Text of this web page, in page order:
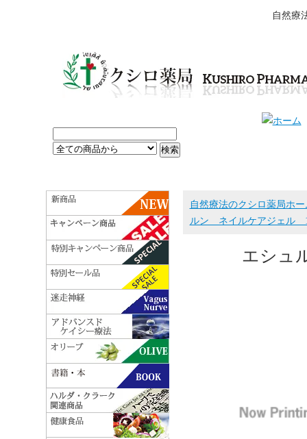
自然療
自然療法のクシロ薬局ホー
ルン ネイルケアジェル
エシュ